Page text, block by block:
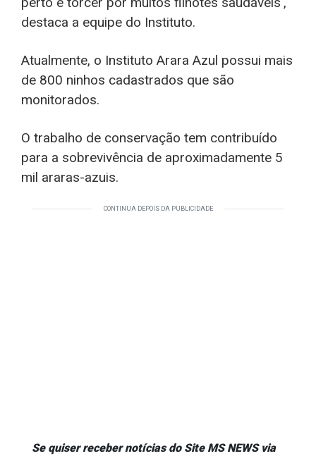
destaca a equipe do Instituto.
Atualmente, o Instituto Arara Azul possui mais
de 800 ninhos cadastrados que são
monitorados.
O trabalho de conservação tem contribuído
para a sobrevivência de aproximadamente 5
mil araras-azuis.
CONTINUA DEPOIS DA PUBLICIDADE
Se quiser receber notícias do Site MS NEWS via